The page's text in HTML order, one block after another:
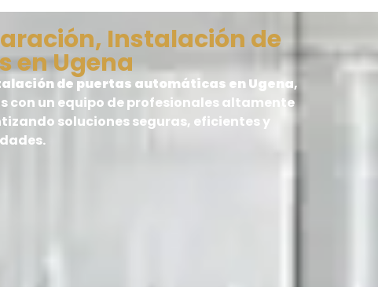
Instalación de
en Ugena
de puertas automáticas en Ugena,
con un equipo de profesionales altamente
soluciones seguras, eficientes y